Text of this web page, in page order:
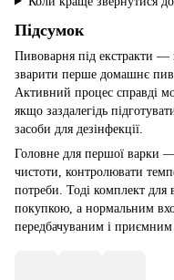
Підсумок
Пивоварня під екстракти —
зварити перше домашнє
Активний процес справді
якщо заздалегідь
засоби для дезінфекції.
Головне для першої варки
чистоти, контролювати
потреби. Тоді комплект для
покупкою, а нормальним
передбачуваним і приємним